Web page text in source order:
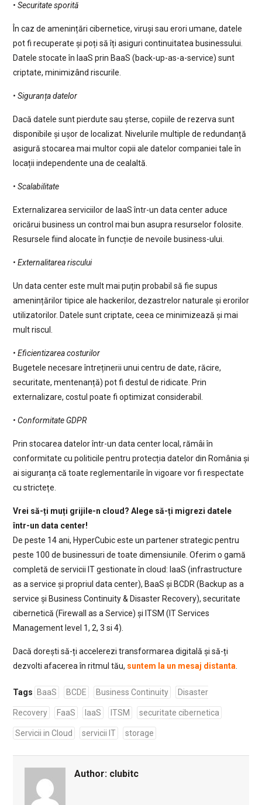
• Securitate sporită
În caz de amenințări cibernetice, viruși sau erori umane, datele
pot fi recuperate și poți să îți asiguri continuitatea businessului.
Datele stocate în IaaS prin BaaS (back-up-as-a-service) sunt
criptate, minimizând riscurile.
• Siguranța datelor
Dacă datele sunt pierdute sau șterse, copiile de rezerva sunt
disponibile și ușor de localizat. Nivelurile multiple de redundanță
asigură stocarea mai multor copii ale datelor companiei tale în
locații independente una de cealaltă.
• Scalabilitate
Externalizarea serviciilor de IaaS într-un data center aduce
oricărui business un control mai bun asupra resurselor folosite.
Resursele fiind alocate în funcție de nevoile business-ului.
• Externalitarea riscului
Un data center este mult mai puțin probabil să fie supus
amenințărilor tipice ale hackerilor, dezastrelor naturale și erorilor
utilizatorilor. Datele sunt criptate, ceea ce minimizează și mai
mult riscul.
• Eficientizarea costurilor
Bugetele necesare întreținerii unui centru de date, răcire,
securitate, mentenanță) pot fi destul de ridicate. Prin
externalizare, costul poate fi optimizat considerabil.
• Conformitate GDPR
Prin stocarea datelor într-un data center local, rămâi în
conformitate cu politicile pentru protecția datelor din România și
ai siguranța că toate reglementarile în vigoare vor fi respectate
cu strictețe.
Vrei să-ți muți grijile-n cloud? Alege să-ți migrezi datele
într-un data center!
De peste 14 ani, HyperCubic este un partener strategic pentru
peste 100 de businessuri de toate dimensiunile. Oferim o gamă
completă de servicii IT gestionate în cloud: IaaS (infrastructure
as a service și propriul data center), BaaS și BCDR (Backup as a
service și Business Continuity & Disaster Recovery), securitate
cibernetică (Firewall as a Service) și ITSM (IT Services
Management level 1, 2, 3 si 4).
Dacă dorești să-ți accelerezi transformarea digitală și să-ți
dezvolti afacerea în ritmul tău, suntem la un mesaj distanta
Tags BaaS BCDE Business Continuity Disaster
Recovery FaaS IaaS ITSM securitate cibernetica
Servicii in Cloud servicii IT storage
Author: clubitc